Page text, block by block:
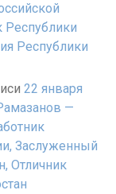
Республики
Республики
22 января
—
Заслуженный
Отличник